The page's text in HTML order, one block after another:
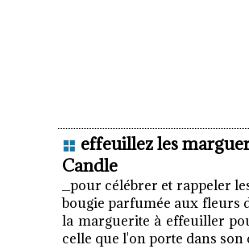
effeuillez les
Candle
_pour célébrer et rappeler
bougie parfumée aux fleurs
la marguerite à effeuiller
celle que l'on porte dans